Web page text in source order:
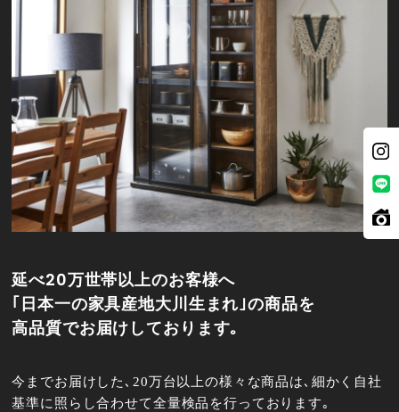
延べ20万世帯以上のお客様へ
｢日本一の家具産地大川生まれ｣の商品を
高品質でお届けしております｡
今までお届けした､20万台以上の様々な商品は､細かく自社
基準に照らし合わせて全量検品を行っております｡